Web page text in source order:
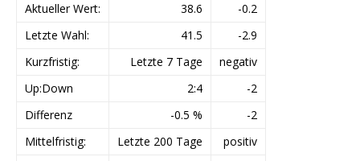
Aktueller Wert: 38.6
-0.2
Letzte Wahl:
41.5
-2.9
Kurzfristig:
Letzte 7 Tage
negativ
Up:Down
2:4
-2
Differenz
-0.5 %
-2
Mittelfristig:
Letzte 200 Tage
positiv